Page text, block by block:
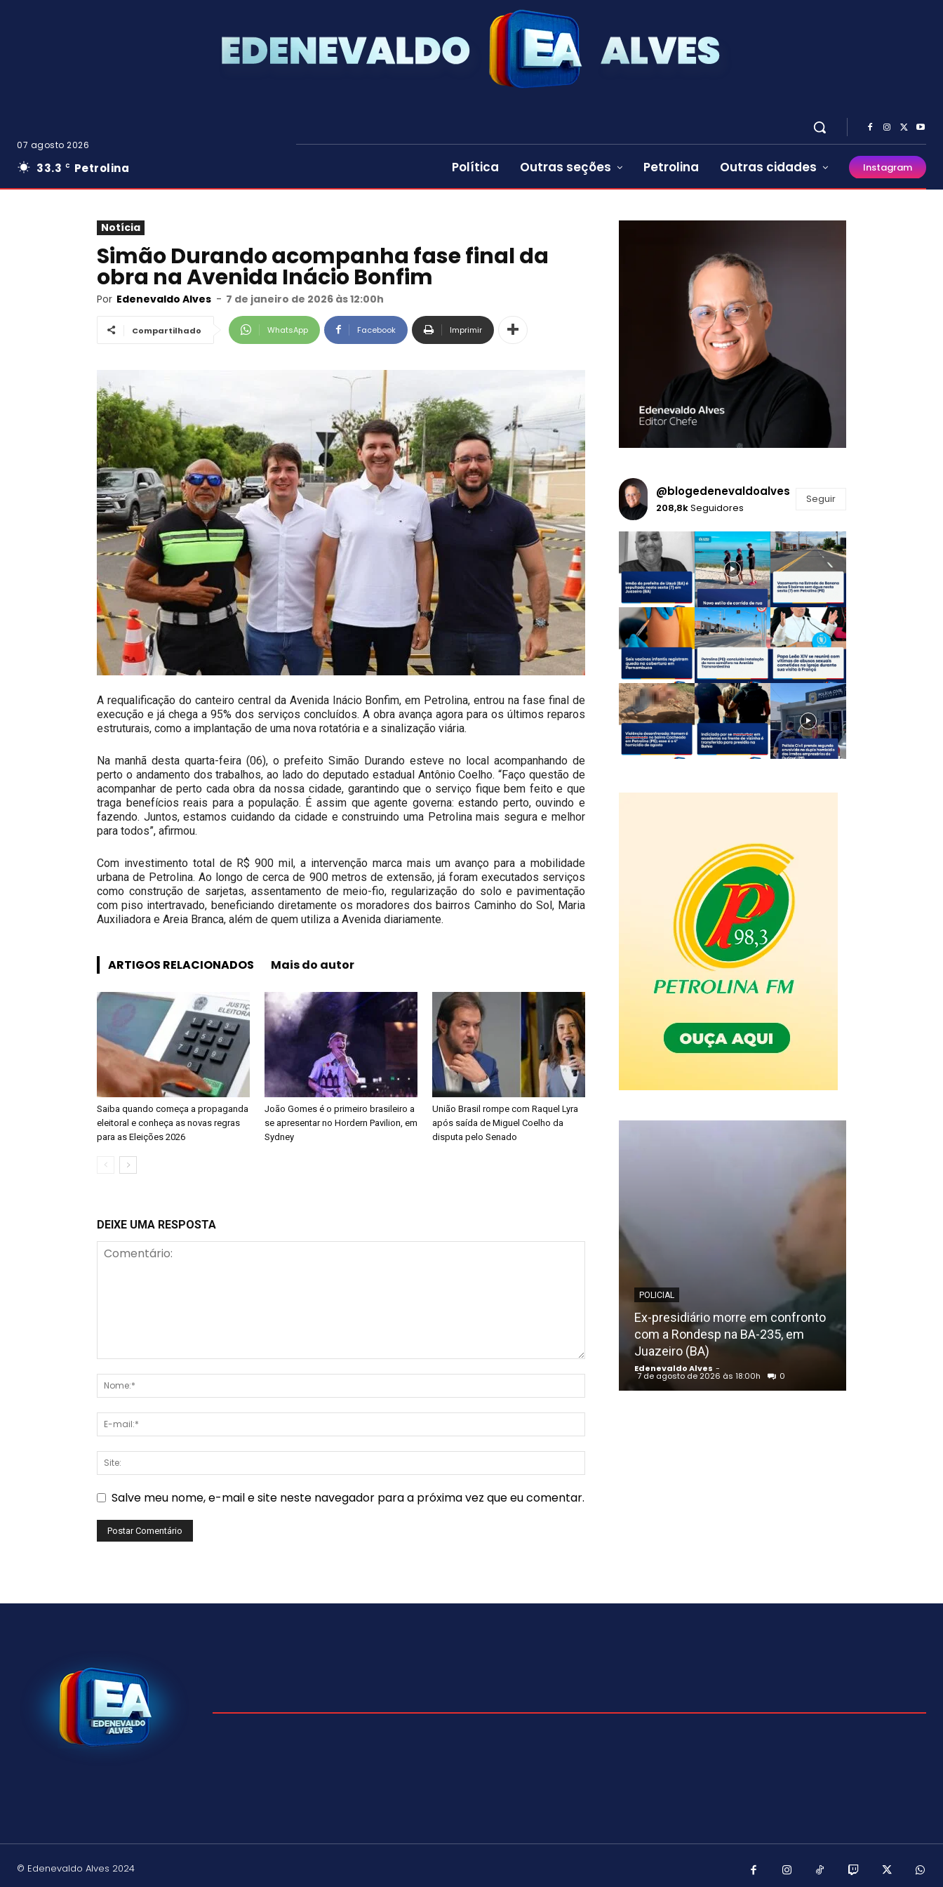
07 agosto 2026
33.3 C Petrolina Política Outras seções Petrolina Outras cidades Instagram
Notícia
Simão Durando acompanha fase final da
obra na Avenida Inácio Bonfim
Por Edenevaldo Alves - 7 de janeiro de 2026 às 12:00h
Compartilhado WhatsApp Facebook Imprimir
A requalificação do canteiro central da Avenida Inácio Bonfim, em Petrolina, entrou na fase final de
execução e já chega a 95% dos serviços concluídos. A obra avança agora para os últimos reparos
estruturais, como a implantação de uma nova rotatória e a sinalização viária.
Na manhã desta quarta-feira (06), o prefeito Simão Durando esteve no local acompanhando de
perto o andamento dos trabalhos, ao lado do deputado estadual Antônio Coelho. “Faço questão de
acompanhar de perto cada obra da nossa cidade, garantindo que o serviço fique bem feito e que
traga benefícios reais para a população. É assim que agente governa: estando perto, ouvindo e
fazendo. Juntos, estamos cuidando da cidade e construindo uma Petrolina mais segura e melhor
para todos”, afirmou.
Com investimento total de R$ 900 mil, a intervenção marca mais um avanço para a mobilidade
urbana de Petrolina. Ao longo de cerca de 900 metros de extensão, já foram executados serviços
como construção de sarjetas, assentamento de meio-fio, regularização do solo e pavimentação
com piso intertravado, beneficiando diretamente os moradores dos bairros Caminho do Sol, Maria
Auxiliadora e Areia Branca, além de quem utiliza a Avenida diariamente.
ARTIGOS RELACIONADOS Mais do autor
Saiba quando começa a propaganda
eleitoral e conheça as novas regras
para as Eleições 2026
João Gomes é o primeiro brasileiro a
se apresentar no Hordern Pavilion, em
Sydney
União Brasil rompe com Raquel Lyra
após saída de Miguel Coelho da
disputa pelo Senado
DEIXE UMA RESPOSTA
Salve meu nome, e-mail e site neste navegador para a próxima vez que eu comentar.
@blogedenevaldoalves
208,8kSeguidores
Seguir
POLICIAL
Ex-presidiário morre em confronto
com a Rondesp na BA-235, em
Juazeiro (BA)
Edenevaldo Alves -
7 de agosto de 2026 às 18:00h 0
© Edenevaldo Alves 2024